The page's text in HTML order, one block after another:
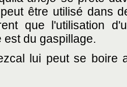
être utilisé dans
que l'utilisation
est du gaspillage.
lui peut se boire